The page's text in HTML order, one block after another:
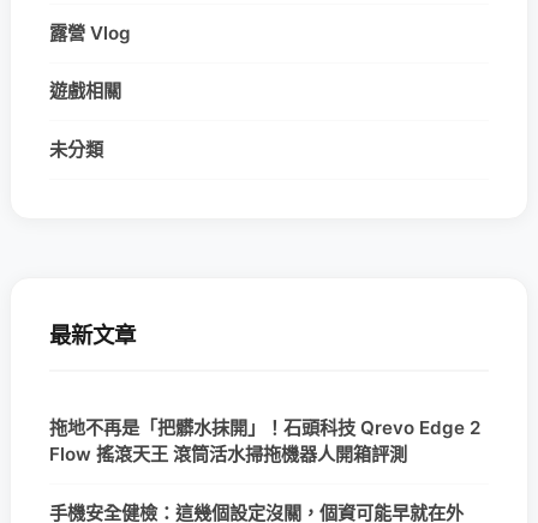
露營 Vlog
遊戲相關
未分類
最新文章
拖地不再是「把髒水抹開」！石頭科技 Qrevo Edge 2
Flow 搖滾天王 滾筒活水掃拖機器人開箱評測
手機安全健檢：這幾個設定沒關，個資可能早就在外